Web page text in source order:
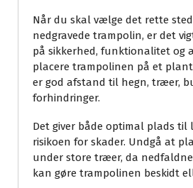
Når du skal vælge det rette
nedgravede trampolin, er det
på sikkerhed, funktionalitet og
placere trampolinen på et
er god afstand til hegn, træer,
forhindringer.
Det giver både optimal plads til
risikoen for skader. Undgå at
under store træer, da
kan gøre trampolinen beskidt